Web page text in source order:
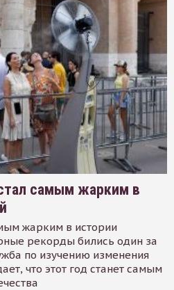
самым жарким в
жарким в истории
рекорды бились один за
по изучению изменения
что этот год станет самым